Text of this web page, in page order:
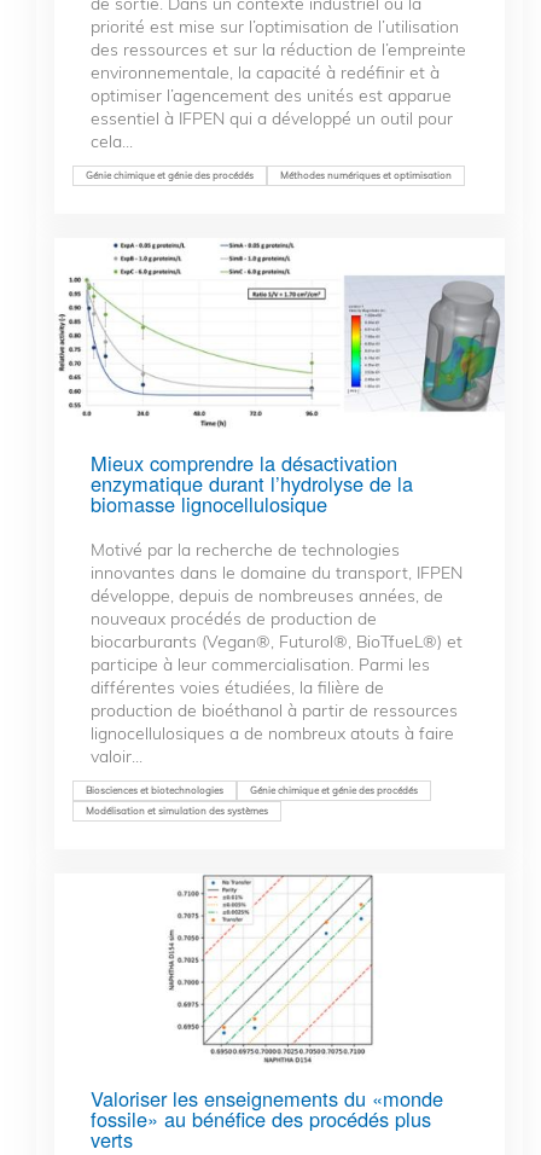
priorité est mise sur l’optimisation de l’utilisation
des ressources et sur la réduction de l’empreinte
environnementale, la capacité à redéfinir et à
optimiser l’agencement des unités est apparue
essentiel à IFPEN qui a développé un outil pour
cela...
Génie chimique et génie des procédés Méthodes numériques et optimisation
Mieux comprendre la désactivation
enzymatique durant l’hydrolyse de la
biomasse lignocellulosique
Motivé par la recherche de technologies
innovantes dans le domaine du transport, IFPEN
développe, depuis de nombreuses années, de
nouveaux procédés de production de
biocarburants (Vegan®, Futurol®, BioTfueL®) et
participe à leur commercialisation. Parmi les
différentes voies étudiées, la filière de
production de bioéthanol à partir de ressources
lignocellulosiques a de nombreux atouts à faire
valoir...
Biosciences et biotechnologies
Génie chimique et génie des procédés
Modélisation et simulation des systèmes
Valoriser les enseignements du «monde
fossile» au bénéfice des procédés plus
verts